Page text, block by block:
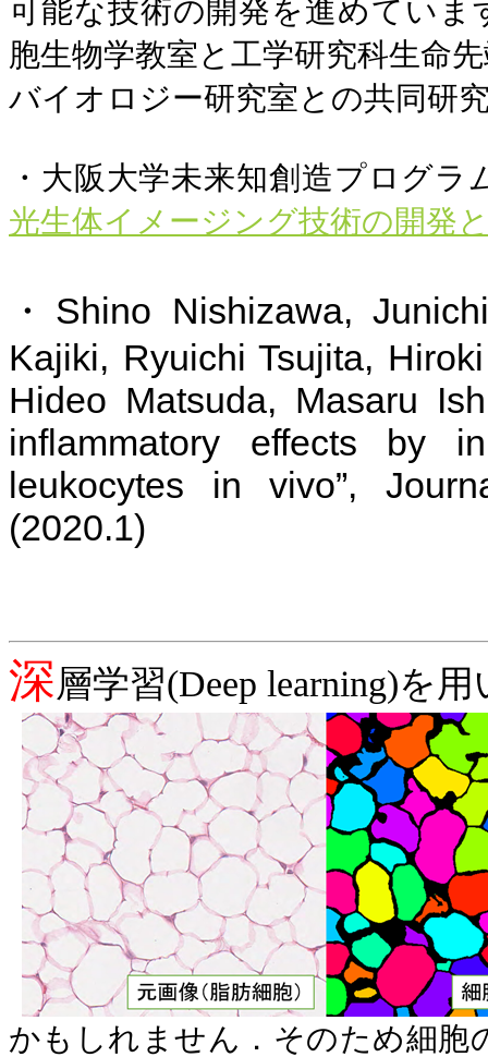
可能な技術の開発を進めていま
胞生物学教室と工学研究科生命
バイオロジー研究室との共同研
・大阪大学未来知創造プログラ
光生体イメージング技術の開発
・ Shino Nishizawa,
Kajiki, RyuichiTsujita,
Hideo Matsuda, Masaru
inflammatory effects by
leukocytes in vivo”,
(2020.1)
深層学習(Deep learning)を用
かもしれません．そのため細胞